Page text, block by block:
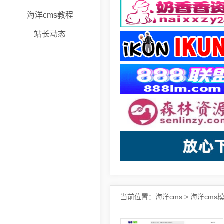
海洋cms教程
站长动态
当前位置： 海洋cms > 海洋cms